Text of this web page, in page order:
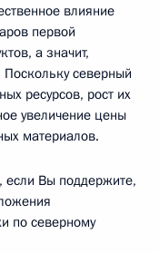
влияние
первой
а значит,
северный
ресурсов, рост их
увеличение цены
материалов.
Вы поддержите,
по северному